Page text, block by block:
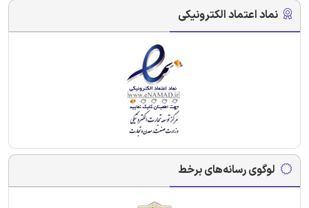
نماد اعتماد الکترونیکی
لوگوی رسانه‌های برخط